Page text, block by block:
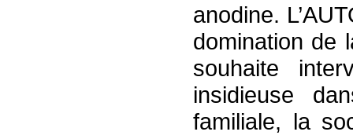
anodine.
domination de
souhaite
insidieuse
familiale, la